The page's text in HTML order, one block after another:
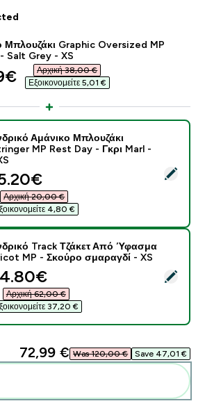
Μπλουζάκι Graphic Oversized MP
Salt Grey - XS
price
Αρχική 38,00 €‎
Εξοικονομείτε 5,01 €‎
- Ανδρικό Αμάνικο Μπλουζάκι
Αμάνικο Μπλουζάκι
MP Rest Day - Γκρι Marl -
price
Αρχική 20,00 €‎
4,80 €‎
- Ανδρικό Track Τζάκετ Από
Track Τζάκετ Από Ύφασμα
MP - Σκούρο σμαραγδί - XS
price
Αρχική 62,00 €‎
37,20 €‎
72,99 €‎ Was 120,00 €‎ Save 47,01 €‎